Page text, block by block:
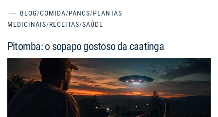
BLOG/COMIDA/PANCS/PLANTAS
MEDICINAIS/RECEITAS/SAÚDE
Pitomba: o sopapo gostoso da caatinga